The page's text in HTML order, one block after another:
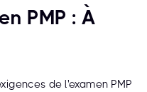
PMP : À
de l'examen PMP